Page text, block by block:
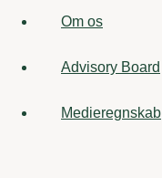
Om os
Advisory Board
Medieregnskab